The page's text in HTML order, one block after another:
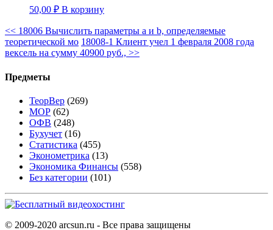
50,00 ₽ В корзину
<< 18006 Вычислить параметры a и b, определяемые
теоретической мо 18008-1 Клиент учел 1 февраля 2008 года
вексель на сумму 40900 руб., >>
Предметы
ТеорВер (269)
МОР (62)
ОФВ (248)
Бухучет (16)
Статистика (455)
Эконометрика (13)
Экономика Финансы (558)
Без категории (101)
© 2009-2020 arcsun.ru - Все права защищены